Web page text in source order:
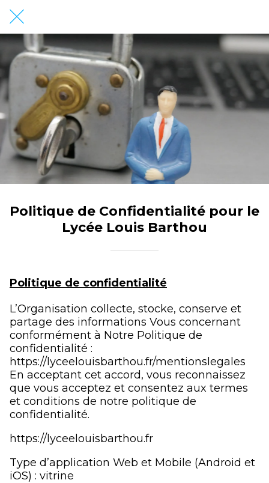
Politique de Confidentialité pour le
Lycée Louis Barthou
Politique de confidentialité
L’Organisation collecte, stocke, conserve et
partage des informations Vous concernant
conformément à Notre Politique de
confidentialité :
https://lyceelouisbarthou.fr/mentionslegales
En acceptant cet accord, vous reconnaissez
que vous acceptez et consentez aux termes
et conditions de notre politique de
confidentialité.
https://lyceelouisbarthou.fr
Type d’application Web et Mobile (Android et
iOS) : vitrine